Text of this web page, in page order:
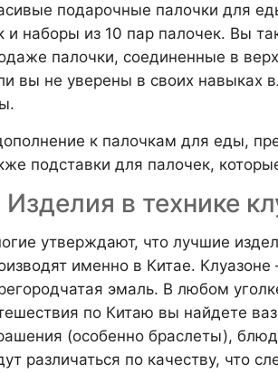
подарочные палочки для
и наборы из 10 пар палочек. Вы
палочки, соединенные в
вы не уверены в своих навыках
к палочкам для еды,
подставки для палочек,
Изделия в технике
утверждают, что лучшие
именно в Китае. Клуазоне
эмаль. В любом
по Китаю вы найдете
(особенно браслеты),
различаться по качеству, что